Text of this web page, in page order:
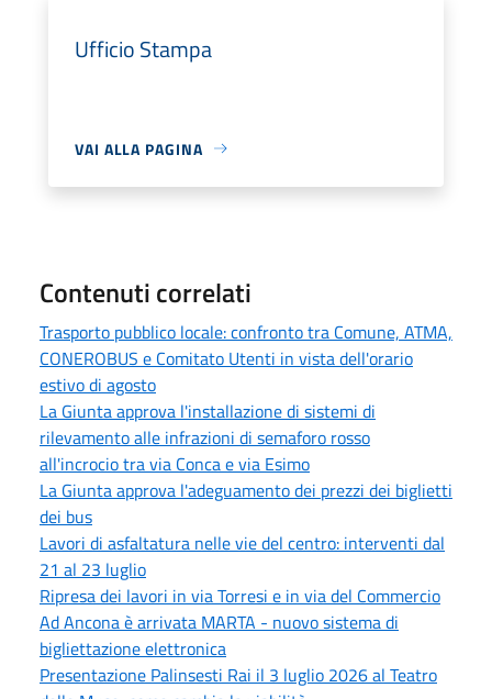
Ufficio Stampa
VAI ALLA PAGINA
Contenuti correlati
Trasporto pubblico locale: confronto tra Comune, ATMA,
CONEROBUS e Comitato Utenti in vista dell'orario
estivo di agosto
La Giunta approva l'installazione di sistemi di
rilevamento alle infrazioni di semaforo rosso
all'incrocio tra via Conca e via Esimo
La Giunta approva l'adeguamento dei prezzi dei biglietti
dei bus
Lavori di asfaltatura nelle vie del centro: interventi dal
21 al 23 luglio
Ripresa dei lavori in via Torresi e in via del Commercio
Ad Ancona è arrivata MARTA - nuovo sistema di
bigliettazione elettronica
Presentazione Palinsesti Rai il 3 luglio 2026 al Teatro